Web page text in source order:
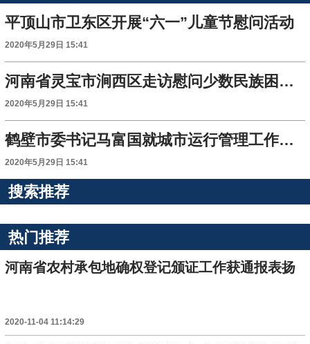
平顶山市卫东区开展“六一”儿童节慰问活动
2020年5月29日 15:41
河南省灵宝市涧西区走访慰问少数民族困难群众
2020年5月29日 15:41
鹤壁市委书记马富国就城市运行管理工作进行调研
2020年5月29日 15:41
搜索推荐
热门推荐
河南省农村承包地确权登记颁证工作获通报表扬
2020-11-04 11:14:29